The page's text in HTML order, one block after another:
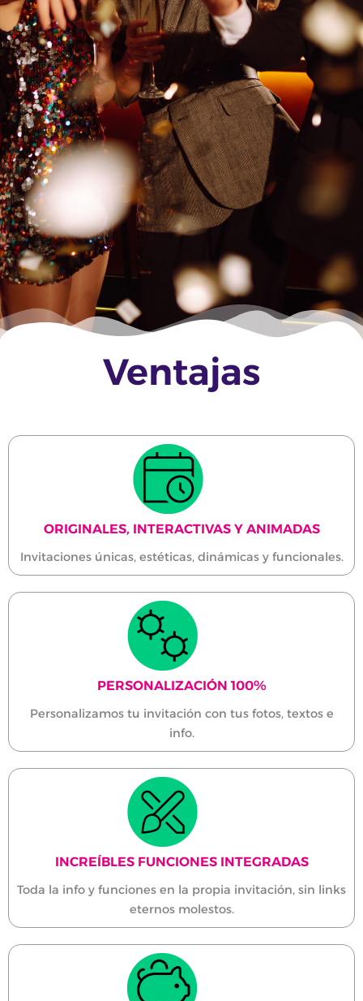
Ventajas
ORIGINALES, INTERACTIVAS Y ANIMADAS
Invitaciones únicas, estéticas, dinámicas y funcionales.
PERSONALIZACIÓN 100%
Personalizamos tu invitación con tus fotos, textos e
info.
INCREÍBLES FUNCIONES INTEGRADAS
Toda la info y funciones en la propia invitación, sin links
eternos molestos.